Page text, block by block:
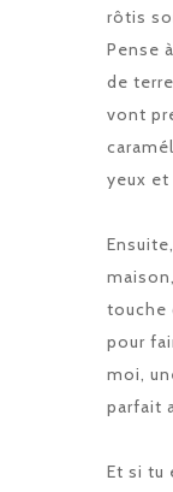
rôtis
Pense
de
vont
yeux et
touche
pour
moi,
parfait
Et si tu